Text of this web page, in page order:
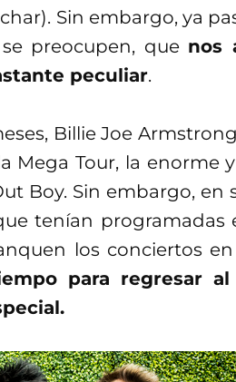
Sin embargo, ya
preocupen, que nos
peculiar.
Billie Joe
Mega Tour, la enorme
Boy. Sin embargo, en
tenían programadas
los conciertos
para regresar